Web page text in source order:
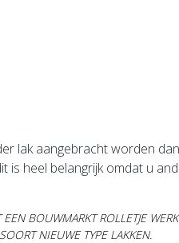
lak aangebracht worden
is heel belangrijk omdat u
BOUWMARKT ROLLETJE
NIEUWE TYPE LAKKEN.